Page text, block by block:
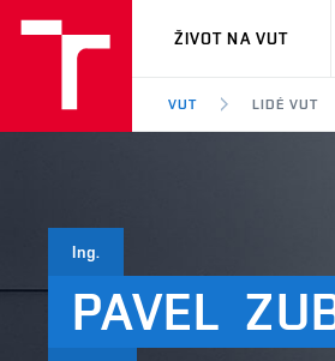
VUT
ŽIVOT NA VUT
VUT LIDÉ VUT
Ing.
PAVEL